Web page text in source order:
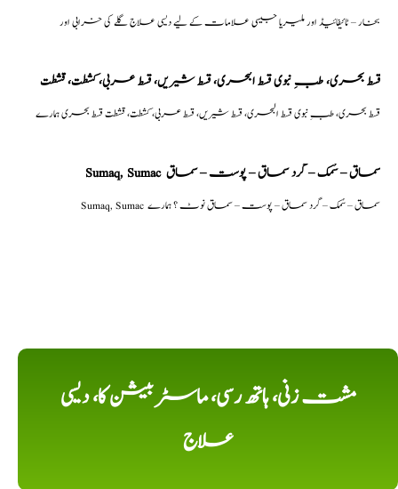
بخار – ٹائیفائیڈ اور ملیریا جیسی علامات کے لیے دیسی علاج گلے کی خرابی اور
قسط بحری، طبِ نبوی قسط البحری، قسط شیریں، قسط عربی، كشطت، قشطت
قسط بحری، طبِ نبوی قسط البحری، قسط شیریں، قسط عربی، كشطت، قشطت قسط بحری ہمارے
Sumaq, Sumac سماق – سُمک – گرد سماق – پوست – سماق
Sumaq, Sumac سماق – سُمک – گرد سماق – پوست – سماق نوٹ ؟ ہمارے
مشت زنی، ہاتھ رسی، ماسٹر بیشن کا، دیسی
علاج